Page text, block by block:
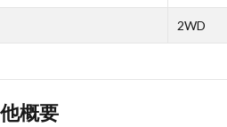
2WD
概要